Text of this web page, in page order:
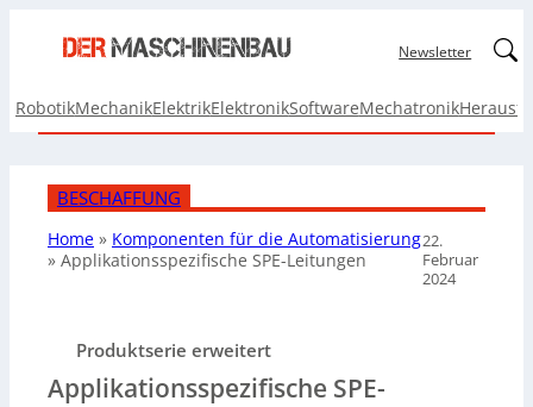
Newsletter
RobotikMechanikElektrikElektronikSoftwareMechatronik
BESCHAFFUNG
Home » Komponenten für die Automatisierung
» Applikationsspezifische SPE-Leitungen
22.
Februar
2024
Produktserie erweitert
Applikationsspezifische SPE-